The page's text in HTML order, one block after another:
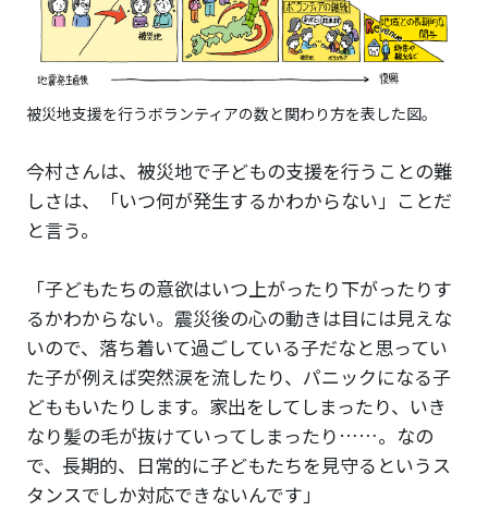
被災地支援を行うボランティアの数と関わり方を表した図。
今村さんは、被災地で子どもの支援を行うことの難
しさは、「いつ何が発生するかわからない」ことだ
と言う。
「子どもたちの意欲はいつ上がったり下がったりす
るかわからない。震災後の心の動きは目には見えな
いので、落ち着いて過ごしている子だなと思ってい
た子が例えば突然涙を流したり、パニックになる子
どももいたりします。家出をしてしまったり、いき
なり髪の毛が抜けていってしまったり……。なの
で、長期的、日常的に子どもたちを見守るというス
タンスでしか対応できないんです」